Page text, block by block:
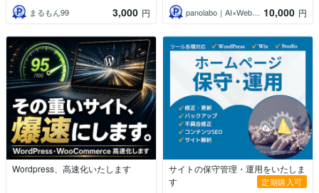
まるもん99
3,000 円 panolabo｜AI×Web×アプリ 10,000 円
Wordpress、高速化いたします
サイトの保守管理・運用をいたしま
す
定期購入可